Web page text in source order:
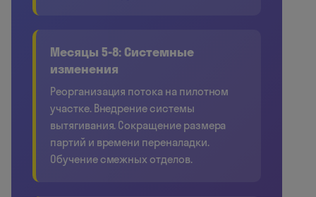
Месяцы 5-8: Системные
изменения
Реорганизация потока на пилотном
участке. Внедрение системы
вытягивания. Сокращение размера
партий и времени переналадки.
Обучение смежных отделов.